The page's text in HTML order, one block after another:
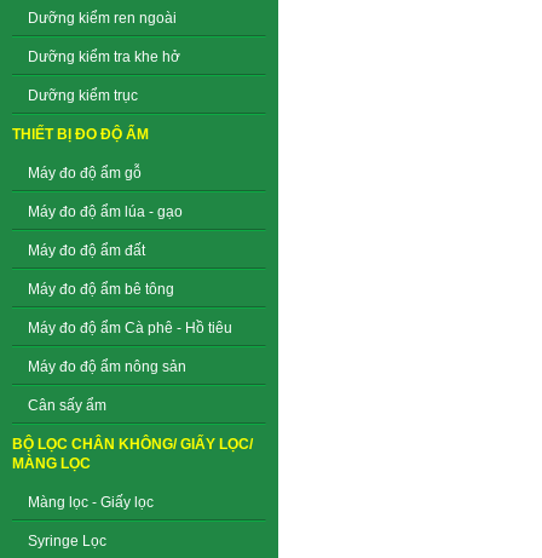
Dưỡng kiểm ren ngoài
Dưỡng kiểm tra khe hở
Dưỡng kiểm trục
THIẾT BỊ ĐO ĐỘ ẨM
Máy đo độ ẩm gỗ
Máy đo độ ẩm lúa - gạo
Máy đo độ ẩm đất
Máy đo độ ẩm bê tông
Máy đo độ ẩm Cà phê - Hồ tiêu
Máy đo độ ẩm nông sản
Cân sấy ẩm
BỘ LỌC CHÂN KHÔNG/ GIẤY LỌC/
MÀNG LỌC
Màng lọc - Giấy lọc
Syringe Lọc